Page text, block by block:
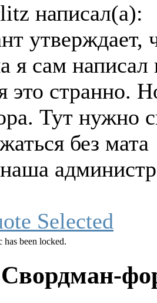
написал(а):
утверждает,
я сам
это странно.
Тут нужно
без мата
has been locked.